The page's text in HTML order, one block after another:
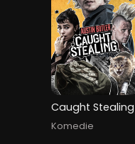
Caught Stealing
Komedie